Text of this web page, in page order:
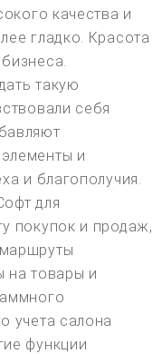
качества и
гладко. Красота
такую
себя
и
и благополучия.
для
покупок и продаж,
на товары и
учета салона
функции